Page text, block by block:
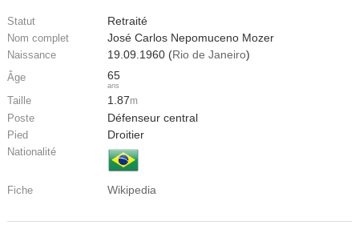
Statut Retraité
Nom complet José Carlos Nepomuceno Mozer
Naissance 19.09.1960 (Rio de Janeiro)
Âge 65
ans
Taille 1.87m
Poste Défenseur central
Pied Droitier
Nationalité
Fiche Wikipedia